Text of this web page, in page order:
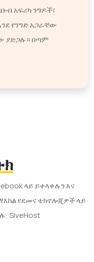
አፍሪካ ንግዶች፣
የንግድ አጋራቸው
ያድጋሉ። በጣም
ላይ ይቀላቀሉን እና
የደመና ቴክኖሎጂዎች ላይ
SiveHost